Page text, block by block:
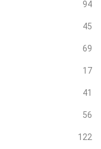
94
45
69
17
41
56
122